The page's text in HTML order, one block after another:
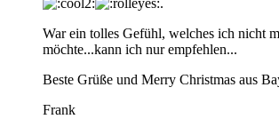
.
War ein tolles Gefühl, welches ich nicht
möchte...kann ich nur empfehlen...
Beste Grüße und Merry Christmas aus
Frank